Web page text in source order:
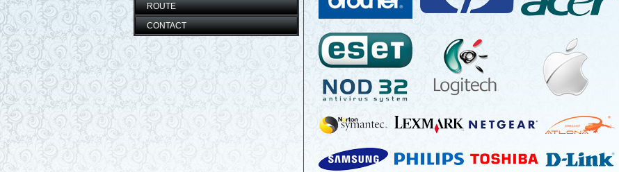
ROUTE
CONTACT